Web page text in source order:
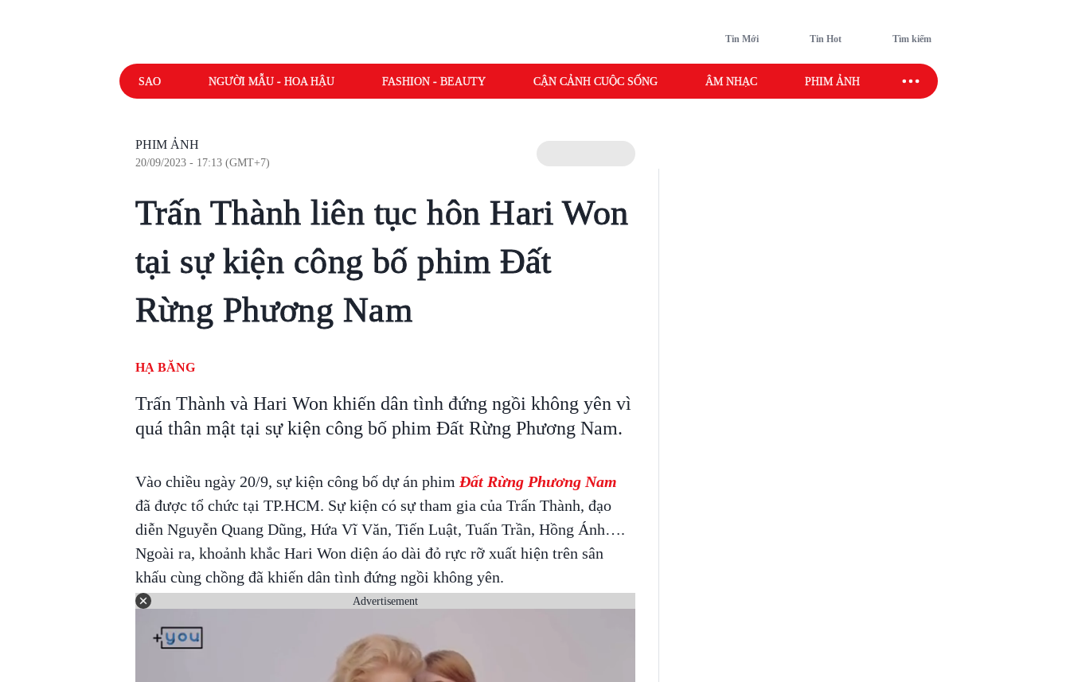
Tin Mới Tin Hot Tìm kiếm
SAO NGƯỜI MẪU - HOA HẬU FASHION - BEAUTY CẬN CẢNH CUỘC SỐNG ÂM NHẠC PHIM ẢNH SAO SPORT
PHIM ẢNH
20/09/2023 - 17:13 (GMT+7)
Trấn Thành liên tục hôn Hari Won
tại sự kiện công bố phim Đất
Rừng Phương Nam
HẠ BĂNG
Trấn Thành và Hari Won khiến dân tình đứng ngồi không yên vì
quá thân mật tại sự kiện công bố phim Đất Rừng Phương Nam.
Vào chiều ngày 20/9, sự kiện công bố dự án phim Đất Rừng Phương Nam
đã được tổ chức tại TP.HCM. Sự kiện có sự tham gia của Trấn Thành, đạo
diễn Nguyễn Quang Dũng, Hứa Vĩ Văn, Tiến Luật, Tuấn Trần, Hồng Ánh….
Ngoài ra, khoảnh khắc Hari Won diện áo dài đỏ rực rỡ xuất hiện trên sân
khấu cùng chồng đã khiến dân tình đứng ngồi không yên.
Advertisement